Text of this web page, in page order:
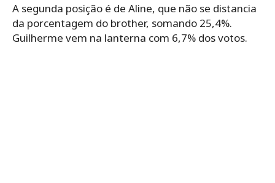
A segunda posição é de Aline, que não se distancia
da porcentagem do brother, somando 25,4%.
Guilherme vem na lanterna com 6,7% dos votos.